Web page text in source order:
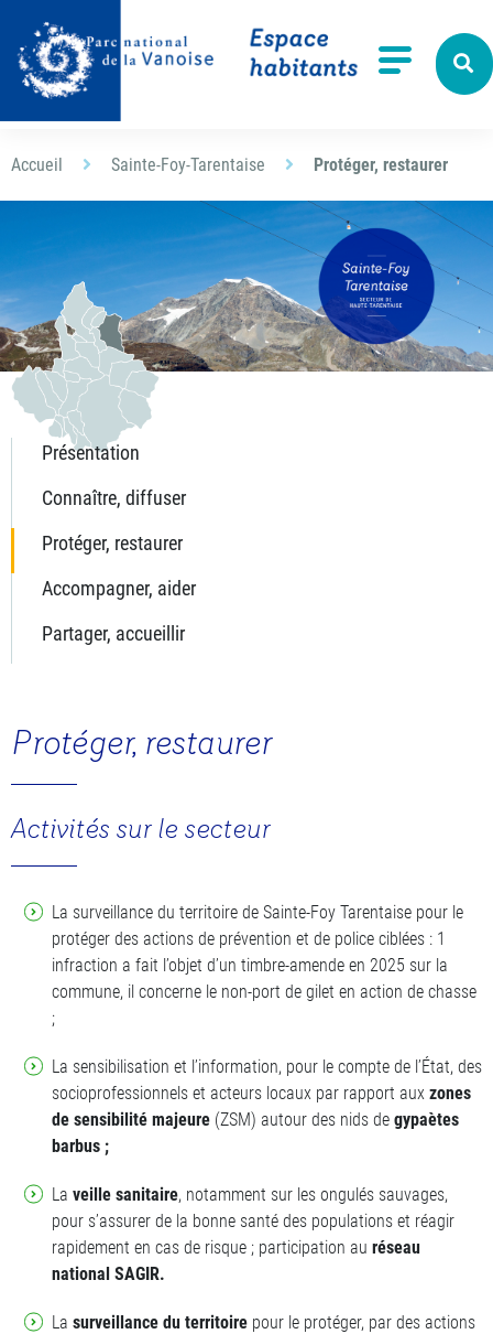
Aller à la recherche
Accueil Sainte-Foy-Tarentaise Protéger, restaurer
Présentation
Connaître, diffuser
Protéger, restaurer
Accompagner, aider
Partager, accueillir
Protéger, restaurer
Activités sur le secteur
La surveillance du territoire de Sainte-Foy Tarentaise pour le
protéger des actions de prévention et de police ciblées : 1
infraction a fait l’objet d’un timbre-amende en 2025 sur la
commune, il concerne le non-port de gilet en action de chasse
;
La sensibilisation et l’information, pour le compte de l’État, des
socioprofessionnels et acteurs locaux par rapport aux zones
de sensibilité majeure (ZSM) autour des nids de gypaètes
barbus ;
La veille sanitaire, notamment sur les ongulés sauvages,
pour s’assurer de la bonne santé des populations et réagir
rapidement en cas de risque ; participation au réseau
national SAGIR.
La surveillance du territoire pour le protéger, par des actions